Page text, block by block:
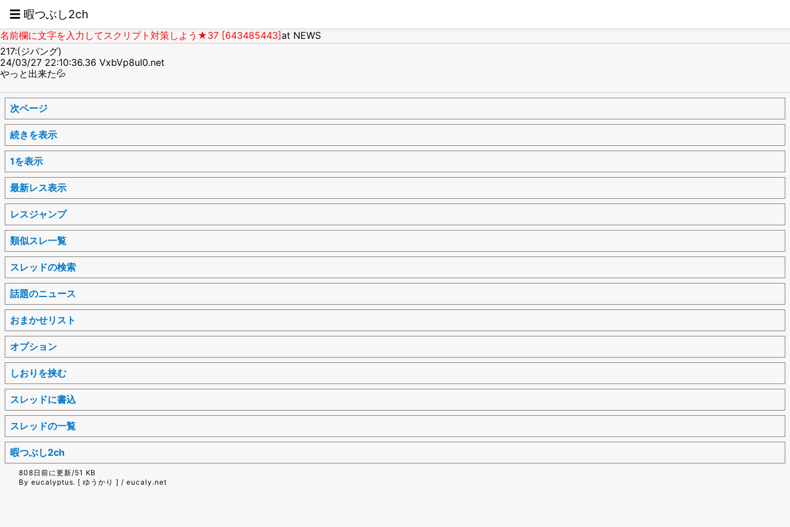
☰ 暇つぶし2ch
名前欄に文字を入力してスクリプト対策しよう★37 [643485443]at NEWS
217:(ジパング)
24/03/27 22:10:36.36 VxbVp8uI0.net
やっと出来た💦
次ページ
続きを表示
1を表示
最新レス表示
レスジャンプ
類似スレ一覧
スレッドの検索
話題のニュース
おまかせリスト
オプション
しおりを挟む
スレッドに書込
スレッドの一覧
暇つぶし2ch
808日前に更新/51 KB
By eucalyptus. [ ゆうかり ] / eucaly.net